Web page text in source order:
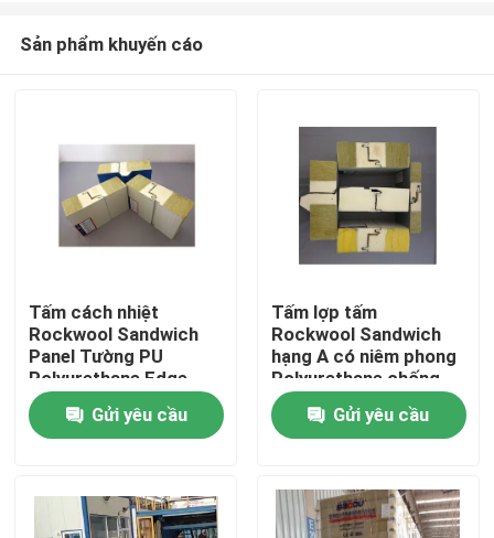
Trang chủ
Về chúng tôi
Sản phẩm khuyến cáo
Tấm cách nhiệt
Rockwool Sandwich
Panel Tường PU
Polyurethane Edge
Gửi yêu cầu
Tấm lợp tấm
Rockwool Sandwich
hạng A có niêm phong
Polyurethane chống
cháy
Gửi yêu cầu